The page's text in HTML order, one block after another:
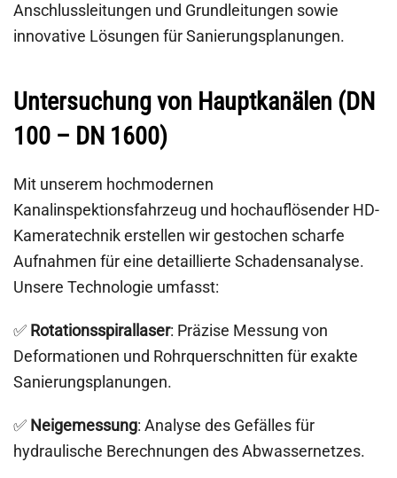
Anschlussleitungen und Grundleitungen sowie
innovative Lösungen für Sanierungsplanungen.
Untersuchung von Hauptkanälen (DN
100 – DN 1600)
Mit unserem hochmodernen
Kanalinspektionsfahrzeug und hochauflösender HD-
Kameratechnik erstellen wir gestochen scharfe
Aufnahmen für eine detaillierte Schadensanalyse.
Unsere Technologie umfasst:
✅ Rotationsspirallaser: Präzise Messung von
Deformationen und Rohrquerschnitten für exakte
Sanierungsplanungen.
✅ Neigemessung: Analyse des Gefälles für
hydraulische Berechnungen des Abwassernetzes.